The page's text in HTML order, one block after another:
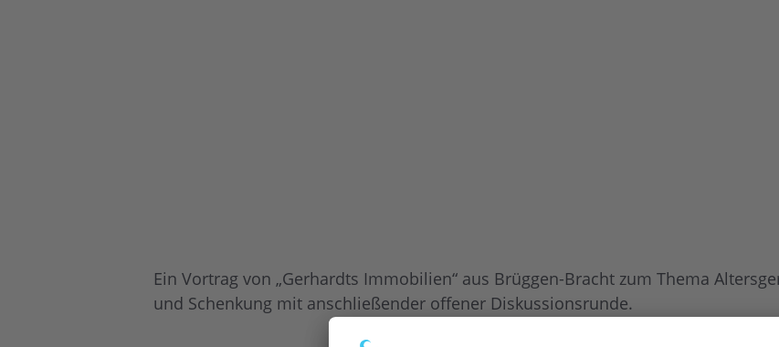
Ein Vortrag von „Gerhardts Immobilien“ aus Brüggen-Bracht zum Thema
und Schenkung mit anschließender offener Diskussionsrunde.